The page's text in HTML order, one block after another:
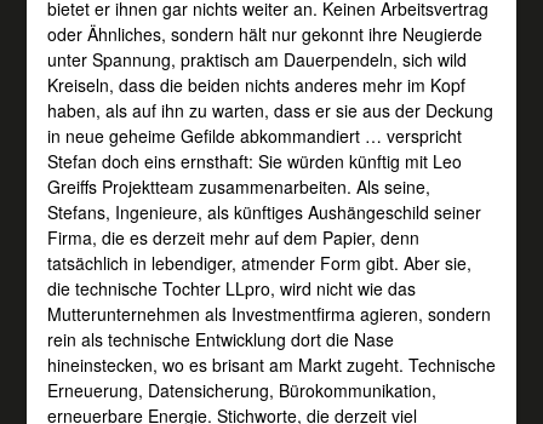
bietet er ihnen gar nichts weiter an. Keinen Arbeitsvertrag
oder Ähnliches, sondern hält nur gekonnt ihre Neugierde
unter Spannung, praktisch am Dauerpendeln, sich wild
Kreiseln, dass die beiden nichts anderes mehr im Kopf
haben, als auf ihn zu warten, dass er sie aus der Deckung
in neue geheime Gefilde abkommandiert … verspricht
Stefan doch eins ernsthaft: Sie würden künftig mit Leo
Greiffs Projektteam zusammenarbeiten. Als seine,
Stefans, Ingenieure, als künftiges Aushängeschild seiner
Firma, die es derzeit mehr auf dem Papier, denn
tatsächlich in lebendiger, atmender Form gibt. Aber sie,
die technische Tochter LLpro, wird nicht wie das
Mutterunternehmen als Investmentfirma agieren, sondern
rein als technische Entwicklung dort die Nase
hineinstecken, wo es brisant am Markt zugeht. Technische
Erneuerung, Datensicherung, Bürokommunikation,
erneuerbare Energie. Stichworte, die derzeit viel